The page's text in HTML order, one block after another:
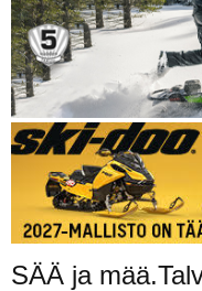
SÄÄ ja